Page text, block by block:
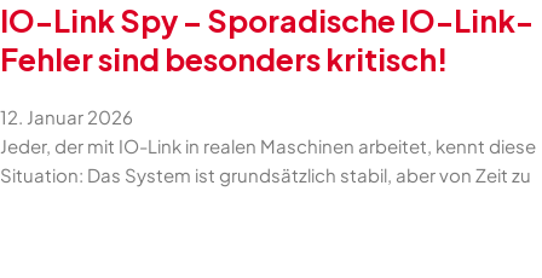
IO-Link Spy – Sporadische IO-Link-
Fehler sind besonders kritisch!
12. Januar 2026
Jeder, der mit IO-Link in realen Maschinen arbeitet, kennt diese
Situation: Das System ist grundsätzlich stabil, aber von Zeit zu